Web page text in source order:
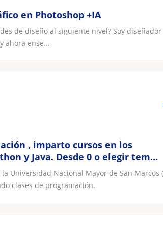
en Photoshop +IA
de diseño al siguiente nivel? Soy
ahora ense...
, imparto cursos en los
y Java. Desde 0 o elegir tema
Universidad Nacional Mayor de San Marcos
clases de programación.